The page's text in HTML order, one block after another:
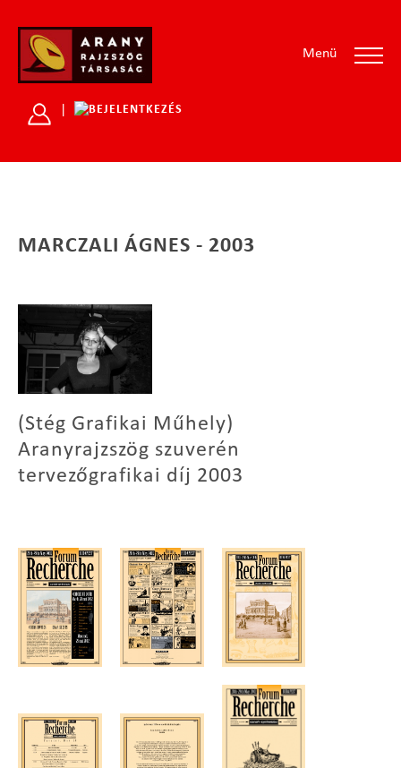
Menü
MARCZALI ÁGNES - 2003
(Stég Grafikai Műhely)
Aranyrajzszög szuverén
tervezőgrafikai díj 2003